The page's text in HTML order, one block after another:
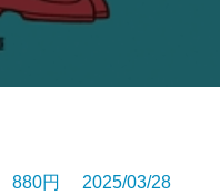
880円 2025/03/28